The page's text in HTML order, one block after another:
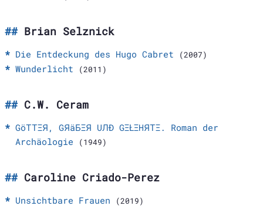
Brian Selznick
Die Entdeckung des Hugo Cabret (2007)
Wunderlicht (2011)
C.W. Ceram
GöТТΞЯ, GЯäБΞЯ UЛÐ GΞŁΞHЯТΞ. Roman der
Archäologie
(1949)
Caroline Criado-Perez
Unsichtbare Frauen (2019)